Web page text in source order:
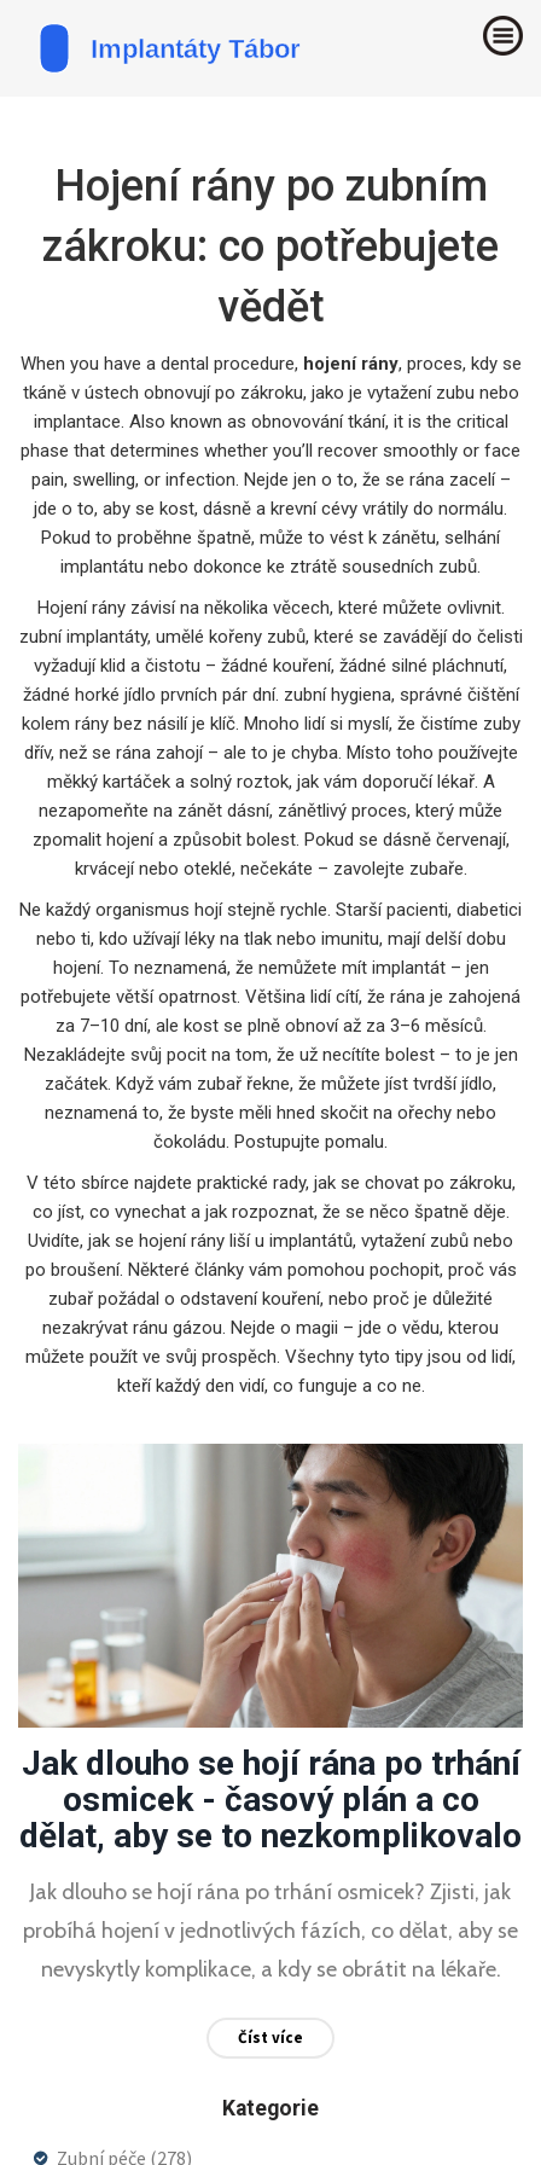
Hojení rány po zubním
zákroku: co potřebujete
vědět
When you have a dental procedure, hojení rány, proces, kdy se
tkáně v ústech obnovují po zákroku, jako je vytažení zubu nebo
implantace. Also known as obnovování tkání, it is the critical
phase that determines whether you’ll recover smoothly or face
pain, swelling, or infection. Nejde jen o to, že se rána zacelí –
jde o to, aby se kost, dásně a krevní cévy vrátily do normálu.
Pokud to proběhne špatně, může to vést k zánětu, selhání
implantátu nebo dokonce ke ztrátě sousedních zubů.
Hojení rány závisí na několika věcech, které můžete ovlivnit.
zubní implantáty, umělé kořeny zubů, které se zavádějí do čelisti
vyžadují klid a čistotu – žádné kouření, žádné silné pláchnutí,
žádné horké jídlo prvních pár dní. zubní hygiena, správné čištění
kolem rány bez násilíje klíč. Mnoho lidí si myslí, že čistíme zuby
dřív, než se rána zahojí – ale to je chyba. Místo toho používejte
měkký kartáček a solný roztok, jak vám doporučí lékař. A
nezapomeňte na zánět dásní, zánětlivý proces, který může
zpomalit hojení a způsobit bolest. Pokud se dásně červenají,
krvácejí nebo oteklé, nečekáte – zavolejte zubaře.
Ne každý organismus hojí stejně rychle. Starší pacienti, diabetici
nebo ti, kdo užívají léky na tlak nebo imunitu, mají delší dobu
hojení. To neznamená, že nemůžete mít implantát – jen
potřebujete větší opatrnost. Většina lidí cítí, že rána je zahojená
za 7–10 dní, ale kost se plně obnoví až za 3–6 měsíců.
Nezakládejte svůj pocit na tom, že už necítíte bolest – to je jen
začátek. Když vám zubař řekne, že můžete jíst tvrdší jídlo,
neznamená to, že byste měli hned skočit na ořechy nebo
čokoládu. Postupujte pomalu.
V této sbírce najdete praktické rady, jak se chovat po zákroku,
co jíst, co vynechat a jak rozpoznat, že se něco špatně děje.
Uvidíte, jak se hojení rány liší u implantátů, vytažení zubů nebo
po broušení. Některé články vám pomohou pochopit, proč vás
zubař požádal o odstavení kouření, nebo proč je důležité
nezakrývat ránu gázou. Nejde o magii – jde o vědu, kterou
můžete použít ve svůj prospěch. Všechny tyto tipy jsou od lidí,
kteří každý den vidí, co funguje a co ne.
Jak dlouho se hojí rána po trhání
osmicek - časový plán a co
dělat, aby se to nezkomplikovalo
Jak dlouho se hojí rána po trhání osmicek? Zjisti, jak
probíhá hojení v jednotlivých fázích, co dělat, aby se
nevyskytly komplikace, a kdy se obrátit na lékaře.
Číst více
Kategorie
Zubní péče (278)